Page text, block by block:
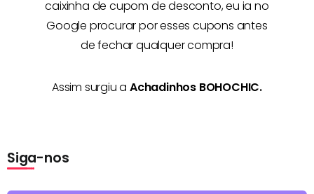
caixinha de cupom de desconto, eu ia no
Google procurar por esses cupons antes
de fechar qualquer compra!
Assim surgiu a Achadinhos BOHOCHIC.
Siga-nos